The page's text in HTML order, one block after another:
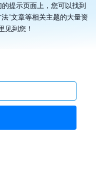
提示页面上，您可以找到
”文章等相关主题的大量资
见到您！